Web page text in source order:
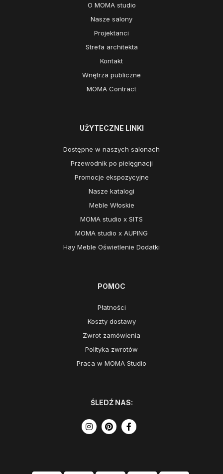
O MOMA studio
Nasze salony
Projektanci
Strefa architekta
Kontakt
Wnętrza publiczne
MOMA Contract
UŻYTECZNE LINKI
Dostępne w naszych salonach
Przewodnik po pielęgnacji
Promocje ekspozycyjne
Nasze katalogi
Meble Włoskie
MOMA studio x SITS
MOMA studio x AUPING
Hay Meble Oświetlenie Dodatki
POMOC
Płatności
Koszty dostawy
Zwrot zamówienia
Polityka zwrotów
Praca w MOMA Studio
ŚLEDŹ NAS: